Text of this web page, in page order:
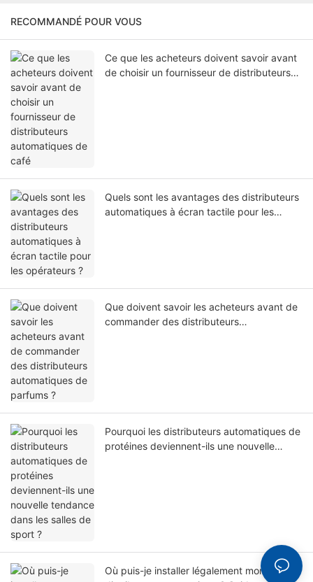
RECOMMANDÉ POUR VOUS
Ce que les acheteurs doivent savoir avant
de choisir un fournisseur de distributeurs
Quels sont les avantages des distributeurs
automatiques à écran tactile pour les
Que doivent savoir les acheteurs avant de
commander des distributeurs
Pourquoi les distributeurs automatiques de
protéines deviennent-ils une nouvelle
Où puis-je installer légalement mon